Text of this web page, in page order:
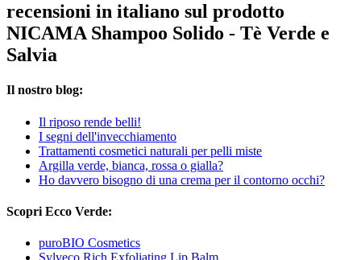
recensioni in italiano sul prodotto
NICAMA Shampoo Solido - Tè Verde e
Salvia
Il nostro blog:
Il riposo rende belli!
I segni dell'invecchiamento
Trattamenti cosmetici naturali per pelli miste
Argilla verde, bianca, rossa o gialla?
Ho davvero bisogno di una crema per il contorno occhi?
Scopri Ecco Verde:
puroBIO Cosmetics